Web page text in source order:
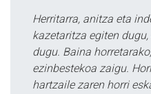
Herritarra, anitza eta
kazetaritza egiten
dugu. Baina
ezinbestekoa zaigu.
hartzaile zaren horri